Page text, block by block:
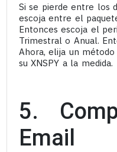
Si se pierde entre los
escoja entre el
Entonces escoja el
Trimestral o Anual.
Ahora, elija un
su XNSPY a la medida.
5.
Email